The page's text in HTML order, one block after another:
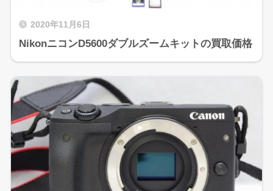
2020年11月6日
NikonニコンD5600ダブルズームキットの買取価格